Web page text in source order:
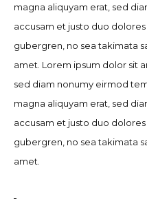
magna aliquyam erat, sed
accusam et justo duo
gubergren, no sea takimata
amet. Lorem ipsum dolor sit
sed diam nonumy eirmod
magna aliquyam erat, sed
accusam et justo duo
gubergren, no sea takimata
amet.